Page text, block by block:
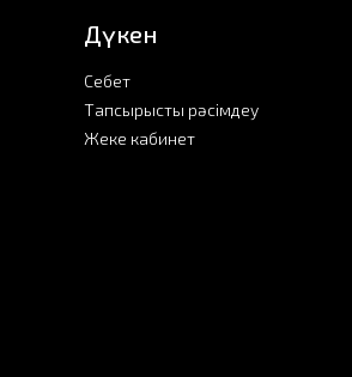
Дүкен
Себет
Тапсырысты рәсімдеу
Жеке кабинет